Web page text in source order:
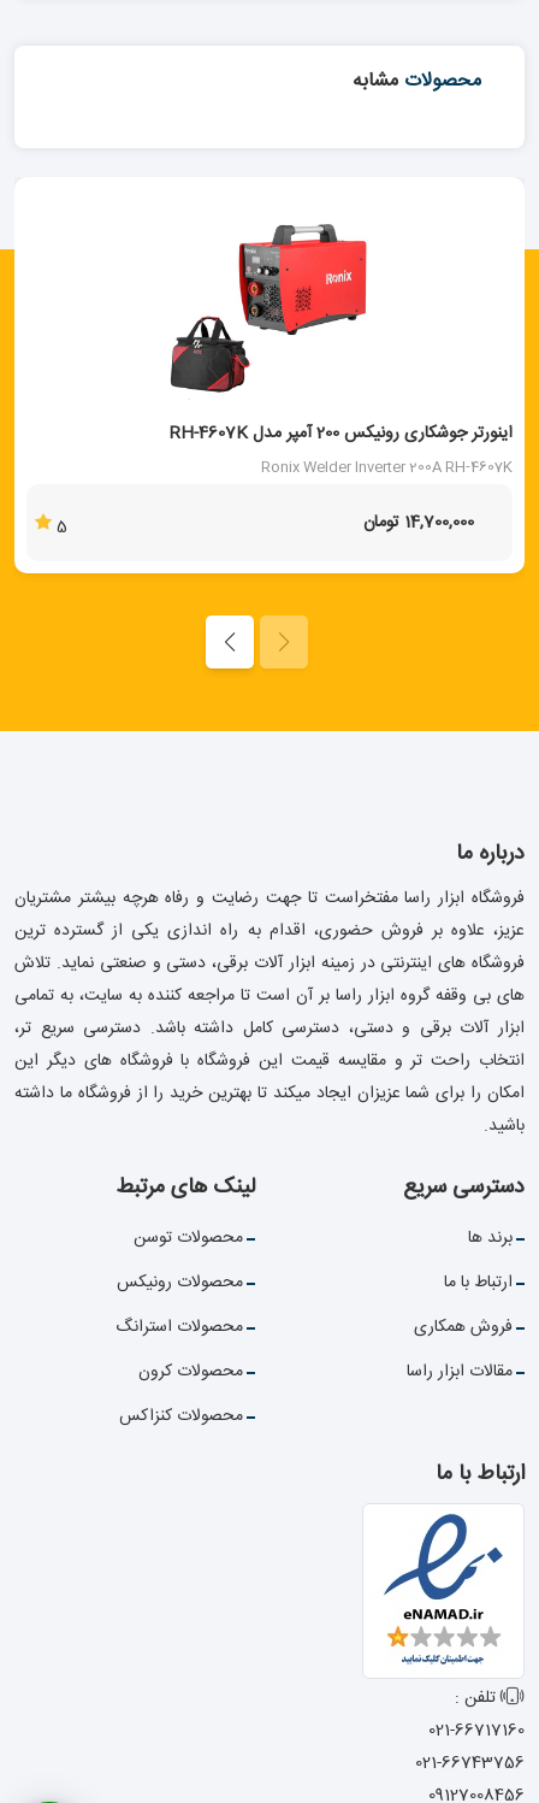
محصولات مشابه
اینورتر جوشکاری رونیکس 200 آمپر مدل RH-4607K
Ronix Welder Inverter 200A RH-4607K
14,700,000 تومان 5
درباره ما
فروشگاه ابزار راسا مفتخراست تا جهت رضایت و رفاه هرچه بیشتر مشتریان
عزیز، علاوه بر فروش حضوری، اقدام به راه اندازی یکی از گسترده ترین
فروشگاه های اینترنتی در زمینه ابزار آلات برقی، دستی و صنعتی نماید. تلاش
های بی وقفه گروه ابزار راسا بر آن است تا مراجعه کننده به سایت، به تمامی
ابزار آلات برقی و دستی، دسترسی کامل داشته باشد. دسترسی سریع تر،
انتخاب راحت تر و مقایسه قیمت این فروشگاه با فروشگاه های دیگر این
امکان را برای شما عزیزان ایجاد میکند تا بهترین خرید را از فروشگاه ما داشته
باشید.
دسترسی سریع
برند ها
ارتباط با ما
فروش همکاری
مقالات ابزار راسا
لینک های مرتبط
محصولات توسن
محصولات رونیکس
محصولات استرانگ
محصولات کرون
محصولات کنزاکس
ارتباط با ما
تلفن :
021-66717160
021-66743756
09127008456